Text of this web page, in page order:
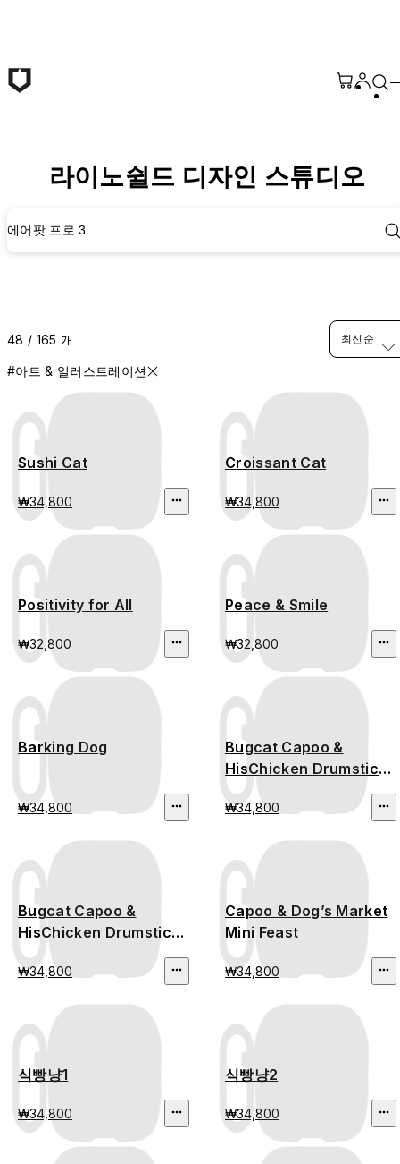
라이노쉴드 디자인 스튜디오
에어팟 프로 3
48 / 165 개
#아트 & 일러스트레이션
최신순
Sushi Cat
₩34,800
Croissant Cat
₩34,800
Positivity for All
₩32,800
Peace & Smile
₩32,800
Barking Dog
₩34,800
Bugcat Capoo &
HisChicken Drumstick
Time
₩34,800
Bugcat Capoo &
HisChicken Drumstick
Time
₩34,800
Capoo & Dog’s Market
Mini Feast
₩34,800
식빵냥1
₩34,800
식빵냥2
₩34,800